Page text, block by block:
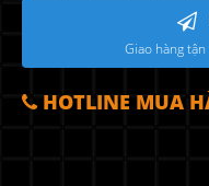
Giao hàng
HOTLINE MUA